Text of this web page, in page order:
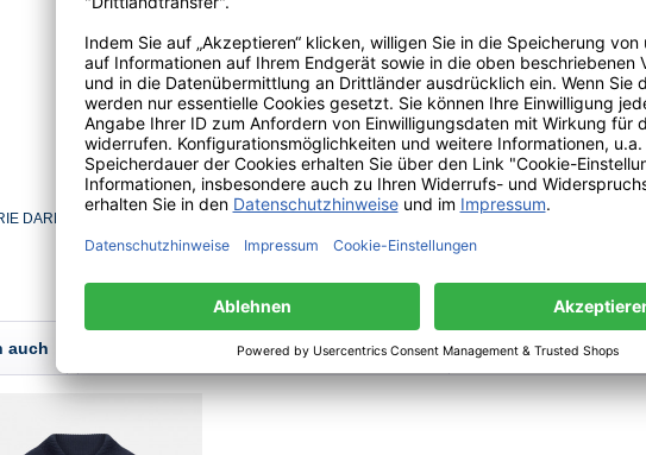
DARMOR | 21/23, rue Louison Bobet ZI de Kerdroniou Ouest | 29556 Quimper Cedex 9 |
auch Kunden haben sich ebenfalls angesehen